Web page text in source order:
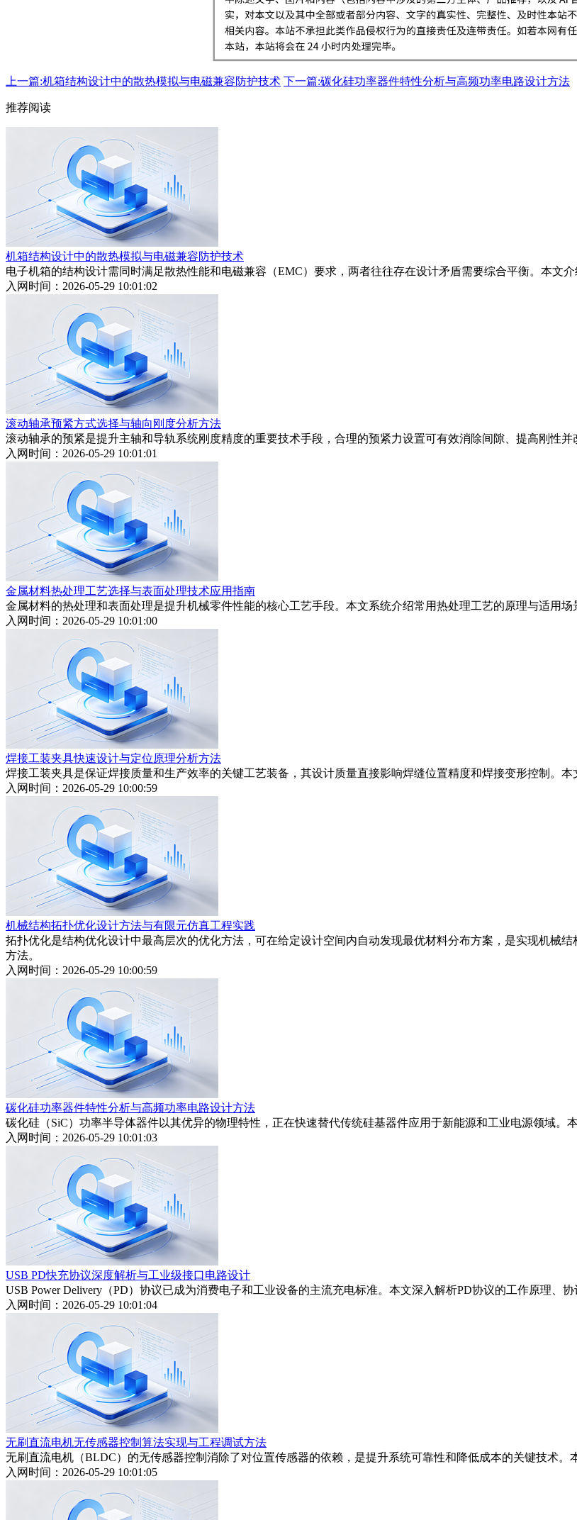
上一篇:机箱结构设计中的散热模拟与电磁兼容防护技术 下一篇:碳化硅功率器件特性分析与高频功率电路设计方法
推荐阅读
机箱结构设计中的散热模拟与电磁兼容防护技术
电子机箱的结构设计需同时满足散热性能和电磁兼容（EMC）要求，两者往往存在设计矛盾需要综合平衡。本文
入网时间：2026-05-29 10:01:02
滚动轴承预紧方式选择与轴向刚度分析方法
滚动轴承的预紧是提升主轴和导轨系统刚度精度的重要技术手段，合理的预紧力设置可有效消除间隙、提高刚性
入网时间：2026-05-29 10:01:01
金属材料热处理工艺选择与表面处理技术应用指南
金属材料的热处理和表面处理是提升机械零件性能的核心工艺手段。本文系统介绍常用热处理工艺的原理与适用
入网时间：2026-05-29 10:01:00
焊接工装夹具快速设计与定位原理分析方法
焊接工装夹具是保证焊接质量和生产效率的关键工艺装备，其设计质量直接影响焊缝位置精度和焊接变形控制。
入网时间：2026-05-29 10:00:59
机械结构拓扑优化设计方法与有限元仿真工程实践
拓扑优化是结构优化设计中最高层次的优化方法，可在给定设计空间内自动发现最优材料分布方案，是实现机械
方法。
入网时间：2026-05-29 10:00:59
碳化硅功率器件特性分析与高频功率电路设计方法
碳化硅（SiC）功率半导体器件以其优异的物理特性，正在快速替代传统硅基器件应用于新能源和工业电源领域。
入网时间：2026-05-29 10:01:03
USB PD快充协议深度解析与工业级接口电路设计
USB Power Delivery（PD）协议已成为消费电子和工业设备的主流充电标准。本文深入解析PD协议的工作原理、
入网时间：2026-05-29 10:01:04
无刷直流电机无传感器控制算法实现与工程调试方法
无刷直流电机（BLDC）的无传感器控制消除了对位置传感器的依赖，是提升系统可靠性和降低成本的关键技术。
入网时间：2026-05-29 10:01:05